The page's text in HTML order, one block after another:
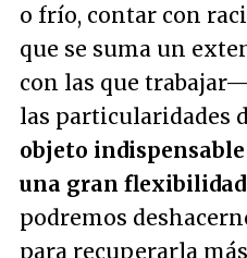
o frío, contar con
que se suma un
con las que
las particularidades
objeto
una gran
podremos
para recuperarla